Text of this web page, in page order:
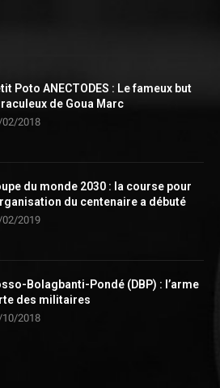
Poto ANECTODES : Le fameux but
de Goua Marc
02/2018
du monde 2030 : la course pour
du centenaire a débuté
02/2019
Bolagbanti-Pondé (DBP) : l’arme
des militaires
10/2018